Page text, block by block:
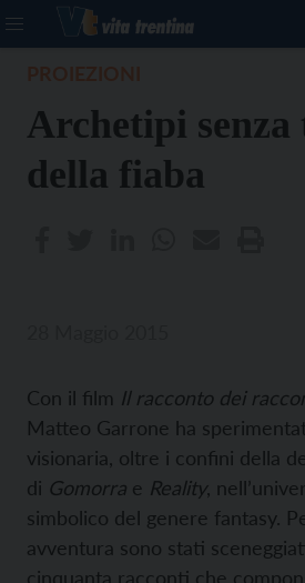
Archetipi senza
della fiaba
Con il film Il racconto dei
Matteo Garrone ha
visionaria, oltre i confini della
di Gomorra e Reality,
simbolico del genere fantasy.
avventura sono stati
cinquanta racconti che